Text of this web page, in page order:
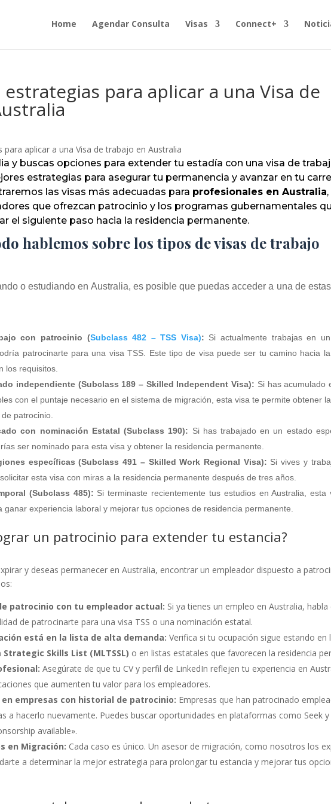
Home Agendar Consulta Visas Connect+
estrategias para aplicar a una Visa de
y buscas opciones para extender tu estadía con una visa de
estrategias para asegurar tu permanencia y avanzar en tu
las visas más adecuadas para profesionales en Australia
que ofrezcan patrocinio y los programas gubernamentales
el siguiente paso hacia la residencia permanente.
hablemos sobre los tipos de visas de trabajo
o estudiando en Australia, es posible que puedas acceder a una de
con patrocinio (Subclass 482 – TSS Visa): Si actualmente trabajas en
patrocinarte para una visa TSS. Este tipo de visa puede ser tu camino hacia
los requisitos.
independiente (Subclass 189 – Skilled Independent Visa): Si has acumulado
con el puntaje necesario en el sistema de migración, esta visa te permite obtener
patrocinio.
con nominación Estatal (Subclass 190): Si has trabajado en un estado
ser nominado para esta visa y obtener la residencia permanente.
específicas (Subclass 491 – Skilled Work Regional Visa): Si vives y
esta visa con miras a la residencia permanente después de tres años.
(Subclass 485): Si terminaste recientemente tus estudios en Australia, esta
ganar experiencia laboral y mejorar tus opciones de residencia permanente.
un patrocinio para extender tu estancia?
y deseas permanecer en Australia, encontrar un empleador dispuesto a
patrocinio con tu empleador actual: Si ya tienes un empleo en Australia, habla
de patrocinarte para una visa TSS o una nominación estatal.
está en la lista de alta demanda: Verifica si tu ocupación sigue estando en
Skills List (MLTSSL) o en listas estatales que favorecen la residencia
Asegúrate de que tu CV y perfil de LinkedIn reflejen tu experiencia en
que aumenten tu valor para los empleadores.
empresas con historial de patrocinio: Empresas que han patrocinado
a hacerlo nuevamente. Puedes buscar oportunidades en plataformas como Seek y
available».
en Migración: Cada caso es único. Un asesor de migración, como nosotros los
a determinar la mejor estrategia para prolongar tu estancia y mejorar tus